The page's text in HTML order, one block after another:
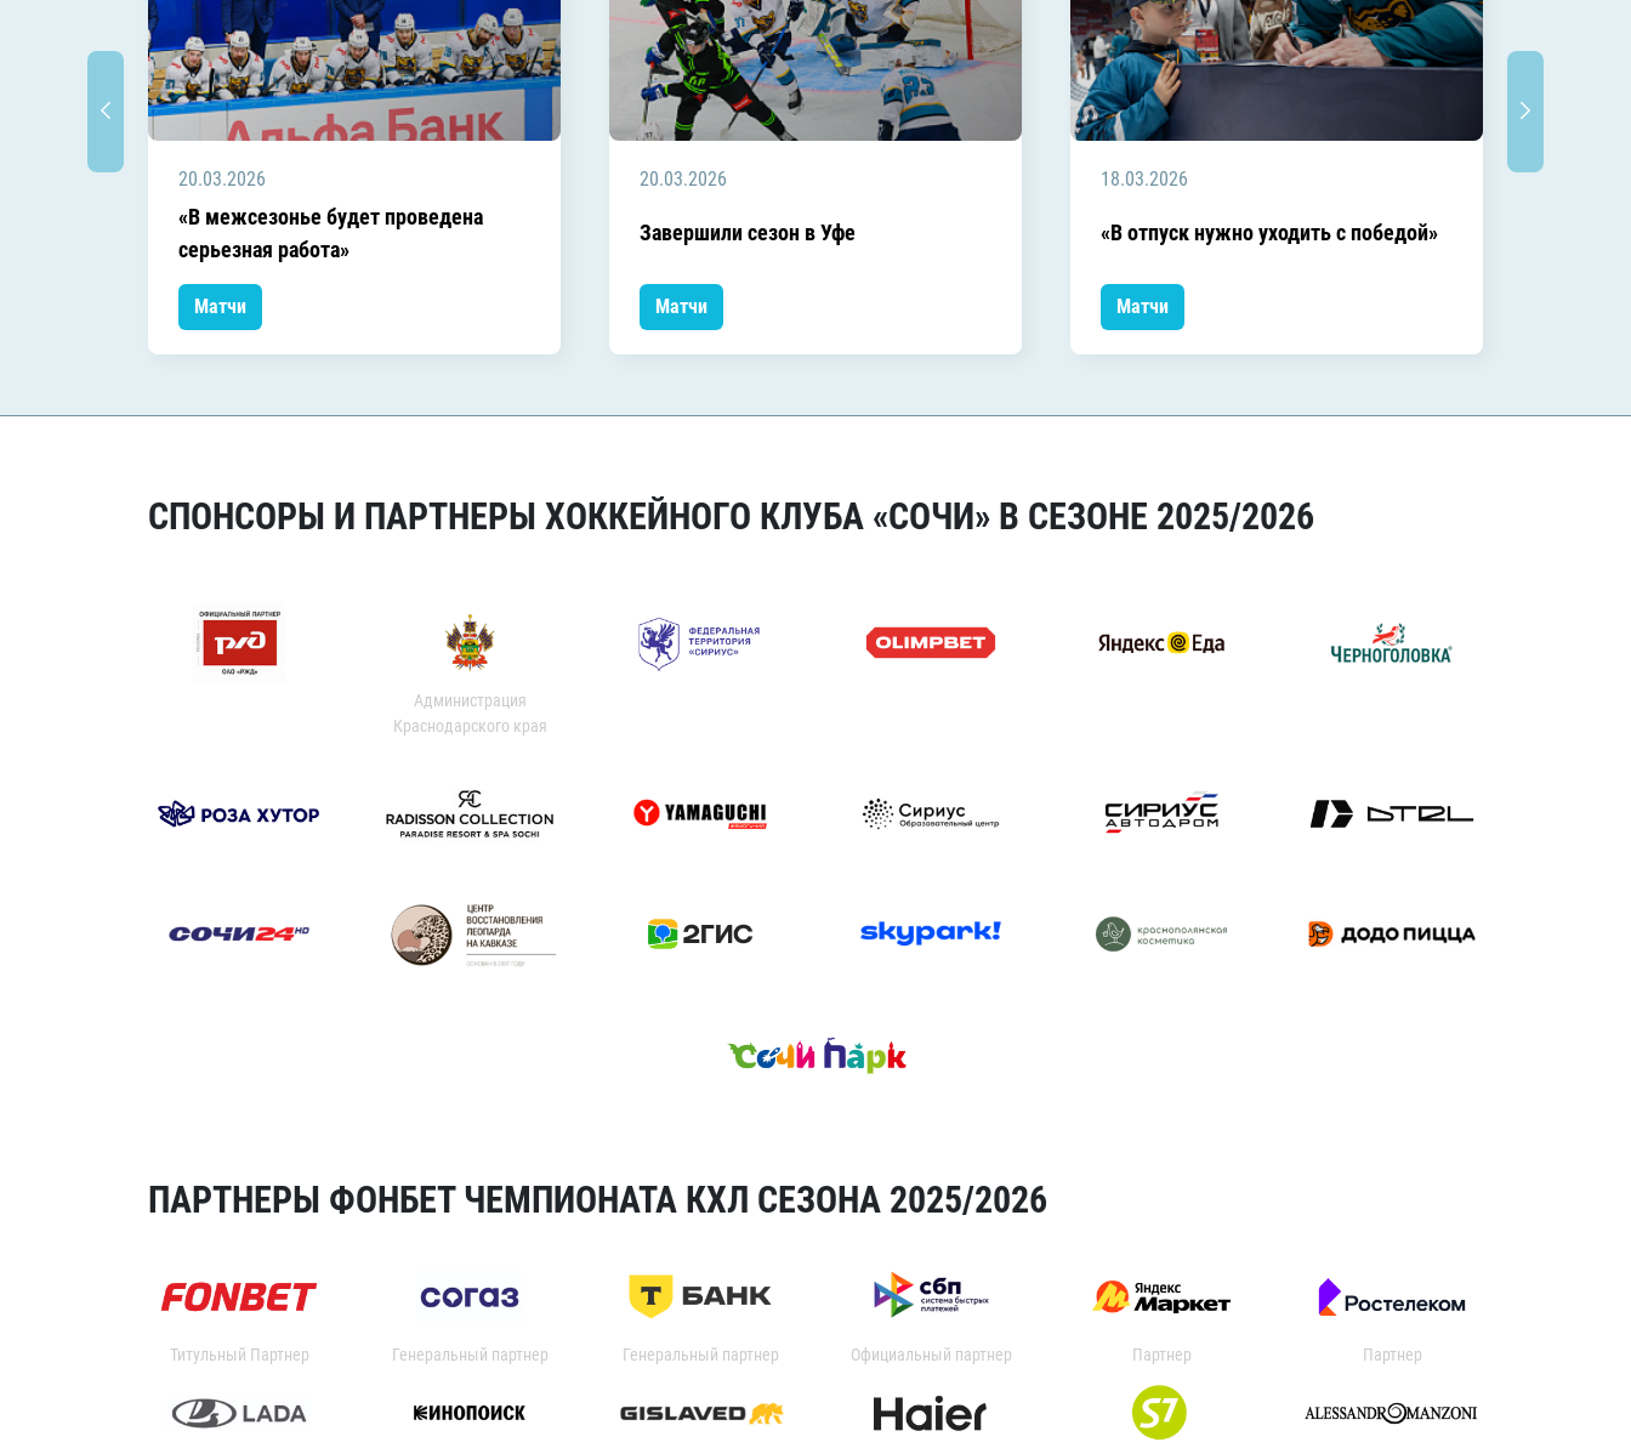
20.03.2026
«В межсезонье будет проведена
серьезная работа»
Матчи
20.03.2026
Завершили сезон в Уфе
Матчи
18.03.2026
«В отпуск нужно уходить с победой»
Матчи
СПОНСОРЫ И ПАРТНЕРЫ ХОККЕЙНОГО КЛУБА «СОЧИ» В СЕЗОНЕ 2025/2026
Администрация
Краснодарского края
ПАРТНЕРЫ ФОНБЕТ ЧЕМПИОНАТА КХЛ СЕЗОНА 2025/2026
Титульный Партнер Генеральный партнер Генеральный партнер Официальный партнер Партнер Партнер